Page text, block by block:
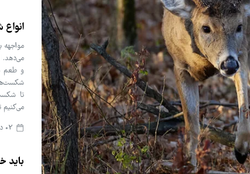
مواجهه
می‌دهد.
و طعم
تا
می‌کنیم
باید